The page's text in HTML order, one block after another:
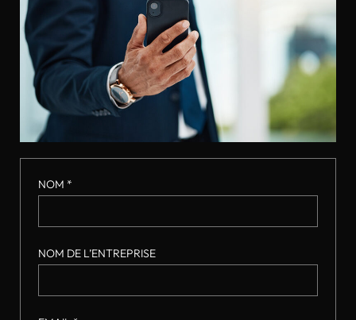
NOM *
NOM DE L’ENTREPRISE